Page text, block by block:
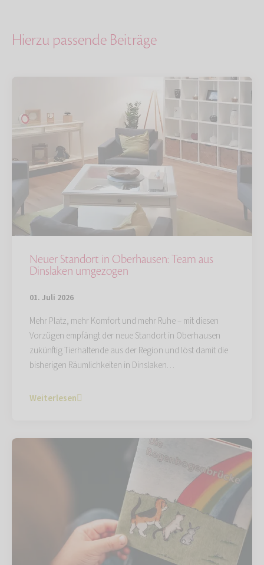
Hierzu passende Beiträge
Neuer Standort in Oberhausen: Team aus
Dinslaken umgezogen
01. Juli 2026
Mehr Platz, mehr Komfort und mehr Ruhe – mit diesen
Vorzügen empfängt der neue Standort in Oberhausen
zukünftig Tierhaltende aus der Region und löst damit die
bisherigen Räumlichkeiten in Dinslaken…
Weiterlesen